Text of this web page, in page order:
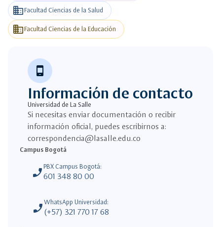
businessFacultad Ciencias de la Salud
businessFacultad Ciencias de la Educación
phone_android
Información de contacto
Universidad de La Salle
Si necesitas enviar documentación o recibir
información oficial, puedes escribirnos a:
correspondencia@lasalle.edu.co
Campus Bogotá
phone_enabled PBX Campus Bogotá:
601 348 80 00
phone_enabled WhatsApp Universidad:
(+57) 321 770 17 68